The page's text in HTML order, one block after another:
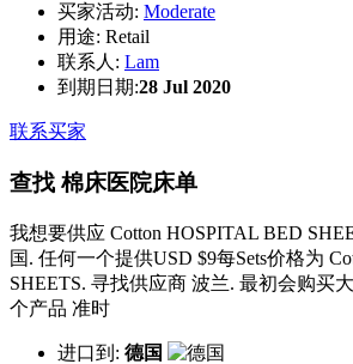
买家活动: Moderate
用途: Retail
联系人: Lam
到期日期:28 Jul 2020
联系买家
查找 棉床医院床单
我想要供应 Cotton HOSPITAL BED
国. 任何一个提供USD $9每Sets价格为
SHEETS. 寻找供应商 波兰. 最初会购买
个产品 准时
进口到: 德国